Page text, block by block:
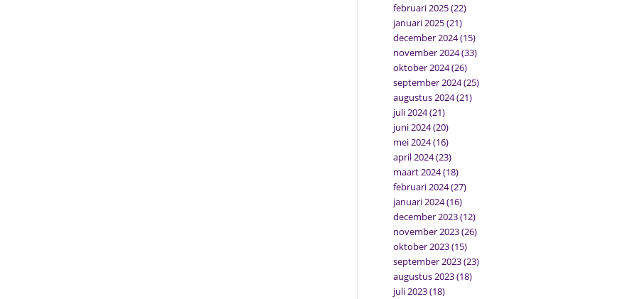
februari 2025(22)
januari 2025(21)
december 2024(15)
november 2024(33)
oktober 2024(26)
september 2024(25)
augustus 2024(21)
juli 2024(21)
juni 2024(20)
mei 2024(16)
april 2024(23)
maart 2024(18)
februari 2024(27)
januari 2024(16)
december 2023(12)
november 2023(26)
oktober 2023(15)
september 2023(23)
augustus 2023(18)
juli 2023(18)